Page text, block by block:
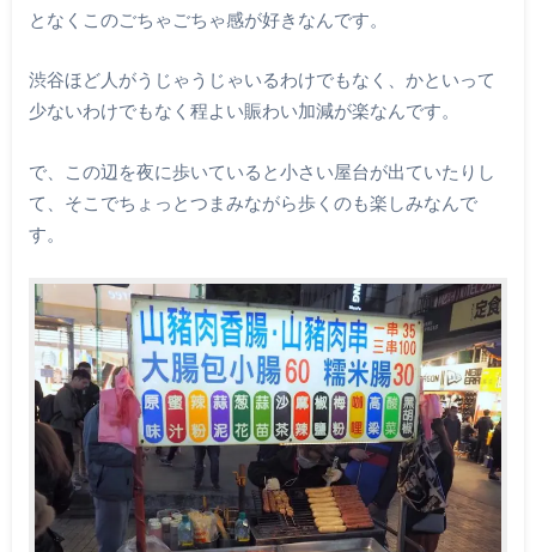
となくこのごちゃごちゃ感が好きなんです。
渋谷ほど人がうじゃうじゃいるわけでもなく、かといって
少ないわけでもなく程よい賑わい加減が楽なんです。
で、この辺を夜に歩いていると小さい屋台が出ていたりし
て、そこでちょっとつまみながら歩くのも楽しみなんで
す。